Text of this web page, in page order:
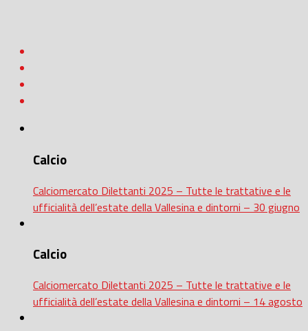
Calcio
Calciomercato Dilettanti 2025 – Tutte le trattative e le
ufficialità dell’estate della Vallesina e dintorni – 30 giugno
Calcio
Calciomercato Dilettanti 2025 – Tutte le trattative e le
ufficialità dell’estate della Vallesina e dintorni – 14 agosto